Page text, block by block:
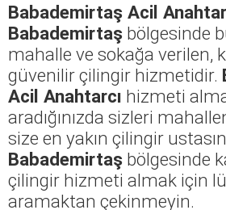
Babademirtaş Acil
Babademirtaş bölgesinde
mahalle ve sokağa verilen,
güvenilir çilingir hizmetidir.
Acil Anahtarcı hizmeti
aradığınızda sizleri
size en yakın çilingir
Babademirtaş bölgesinde
çilingir hizmeti almak için
aramaktan çekinmeyin.